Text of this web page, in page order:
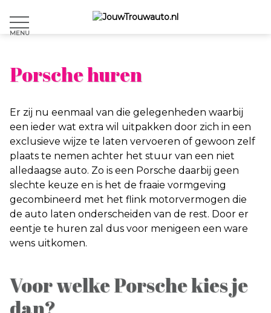
MENU
Porsche huren
Er zij nu eenmaal van die gelegenheden waarbij
een ieder wat extra wil uitpakken door zich in een
exclusieve wijze te laten vervoeren of gewoon zelf
plaats te nemen achter het stuur van een niet
alledaagse auto. Zo is een Porsche daarbij geen
slechte keuze en is het de fraaie vormgeving
gecombineerd met het flink motorvermogen die
de auto laten onderscheiden van de rest. Door er
eentje te huren zal dus voor menigeen een ware
wens uitkomen.
Voor welke Porsche kies je